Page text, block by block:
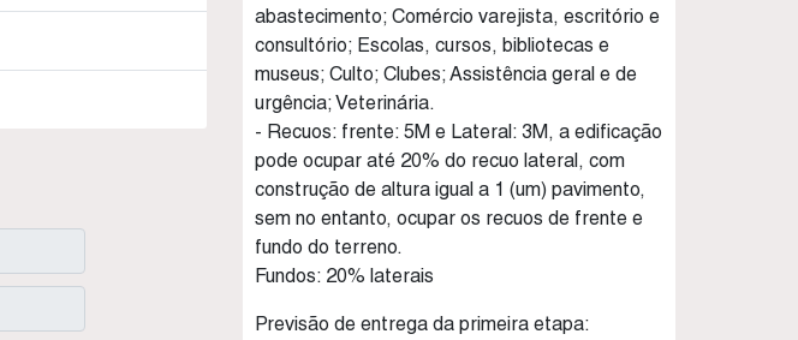
abastecimento; Comércio varejista, escritório e
consultório; Escolas, cursos, bibliotecas e
museus; Culto; Clubes; Assistência geral e de
urgência; Veterinária.
- Recuos: frente: 5M e Lateral: 3M, a edificação
pode ocupar até 20% do recuo lateral, com
construção de altura igual a 1 (um) pavimento,
sem no entanto, ocupar os recuos de frente e
fundo do terreno.
Fundos: 20% laterais
Previsão de entrega da primeira etapa: